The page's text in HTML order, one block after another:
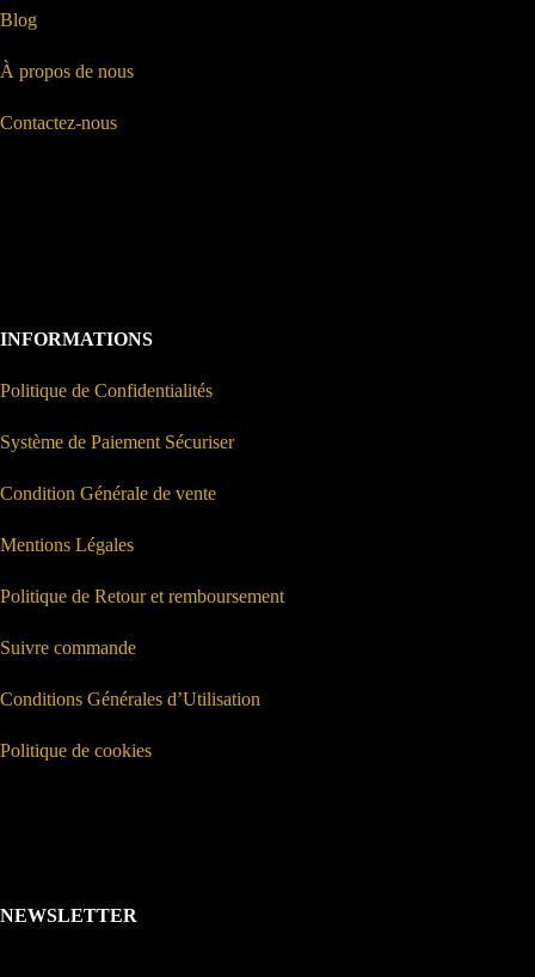
Blog
À propos de nous
Contactez-nous
INFORMATIONS
Politique de Confidentialités
Système de Paiement Sécuriser
Condition Générale de vente
Mentions Légales
Politique de Retour et remboursement
Suivre commande
Conditions Générales d’Utilisation
Politique de cookies
NEWSLETTER